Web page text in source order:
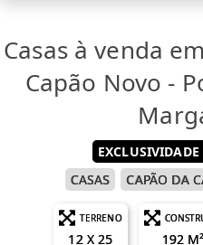
Casas à venda
Capão Novo -
CASAS
CAPÃO DA
TERRENO
12 X 25 192 M²